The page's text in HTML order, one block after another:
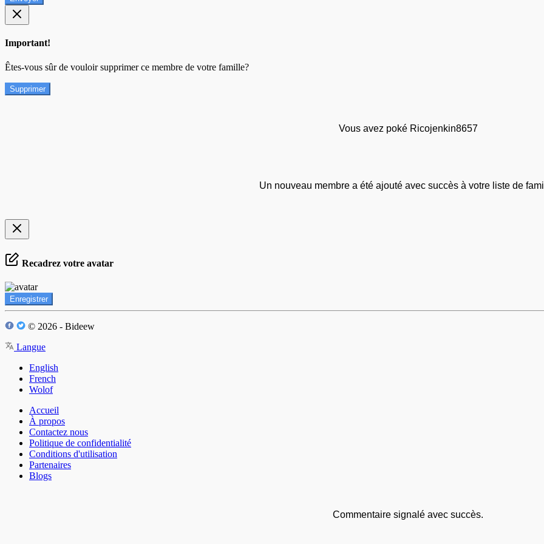
Important!
Êtes-vous sûr de vouloir supprimer ce membre de votre famille?
Supprimer
Vous avez poké Ricojenkin8657
Un nouveau membre a été ajouté avec succès à votre liste de
Recadrez votre avatar
Enregistrer
© 2026 - Bideew
Langue
English
French
Wolof
Accueil
À propos
Contactez nous
Politique de confidentialité
Conditions d'utilisation
Partenaires
Blogs
Commentaire signalé avec succès.